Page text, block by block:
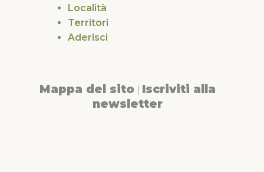
Località
Territori
Aderisci
Mappa del sito Iscriviti alla
newsletter